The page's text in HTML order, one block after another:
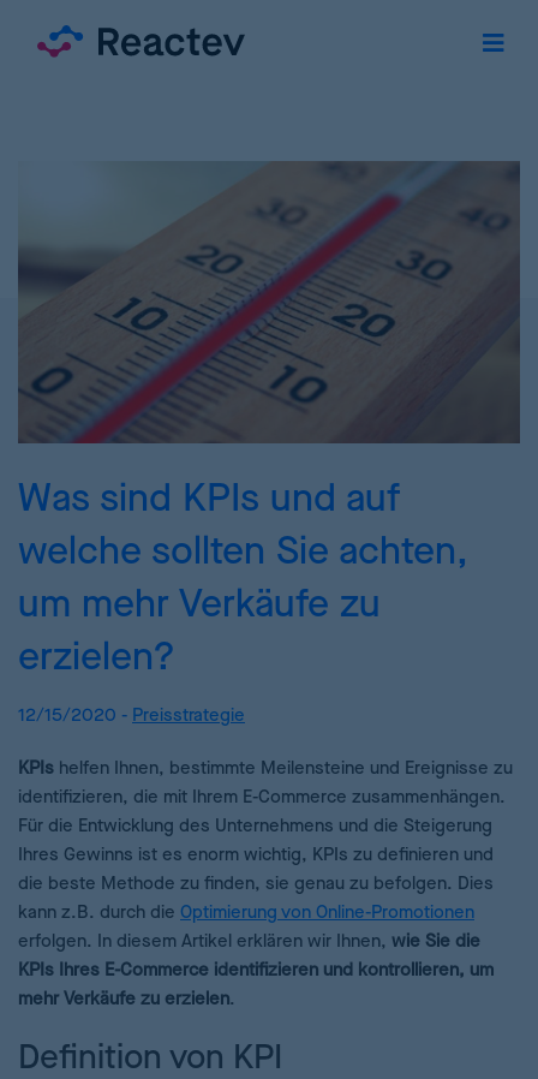
Was sind KPIs und auf
welche sollten Sie achten,
um mehr Verkäufe zu
erzielen?
12/15/2020 - Preisstrategie
KPIs helfen Ihnen, bestimmte Meilensteine und Ereignisse zu
identifizieren, die mit Ihrem E-Commerce zusammenhängen.
Für die Entwicklung des Unternehmens und die Steigerung
Ihres Gewinns ist es enorm wichtig, KPIs zu definieren und
die beste Methode zu finden, sie genau zu befolgen. Dies
kann z.B. durch die Optimierung von Online-Promotionen
erfolgen. In diesem Artikel erklären wir Ihnen, wie Sie die
KPIs Ihres E-Commerce identifizieren und kontrollieren, um
mehr Verkäufe zu erzielen.
Definition von KPI